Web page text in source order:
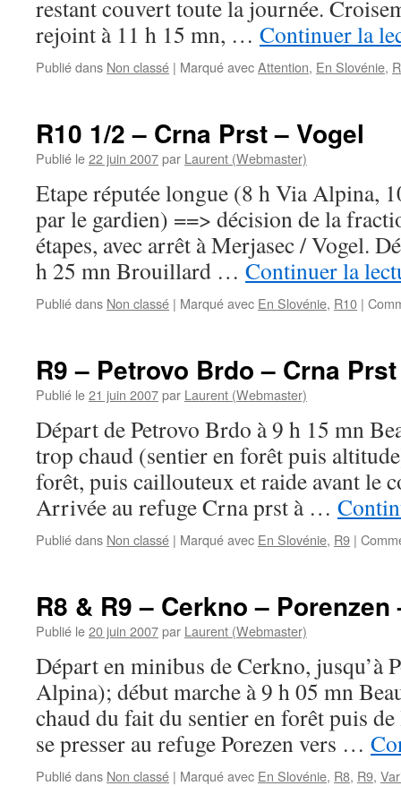
restant couvert toute la journée.
rejoint à 11 h 15 mn, … Continuer la
Publié dans Non classé | Marqué avecAttention, En Slovénie,
R10 1/2 – Crna Prst – Vogel
Publié le22 juin 2007par Laurent (Webmaster)
Etape réputée longue (8 h Via Alpina,
par le gardien) ==> décision de la
étapes, avec arrêt à Merjasec / Vogel.
h 25 mn Brouillard … Continuer la
Publié dans Non classé | Marqué avec En Slovénie, R10 |
R9 – Petrovo Brdo – Crna Prst
Publié le21 juin 2007par Laurent (Webmaster)
Départ de Petrovo Brdo à 9 h 15 mn
trop chaud (sentier en forêt puis
forêt, puis caillouteux et raide avant le
Arrivée au refuge Crna prst à …
Publié dans Non classé | Marqué avec En Slovénie, R9 |
R8 & R9 – Cerkno –
Publié le20 juin 2007par Laurent (Webmaster)
Départ en minibus de Cerkno, jusqu’à
Alpina); début marche à 9 h 05 mn
chaud du fait du sentier en forêt puis
se presser au refuge Porezen vers …
Publié dans Non classé | Marqué avec En Slovénie, R8, R9,